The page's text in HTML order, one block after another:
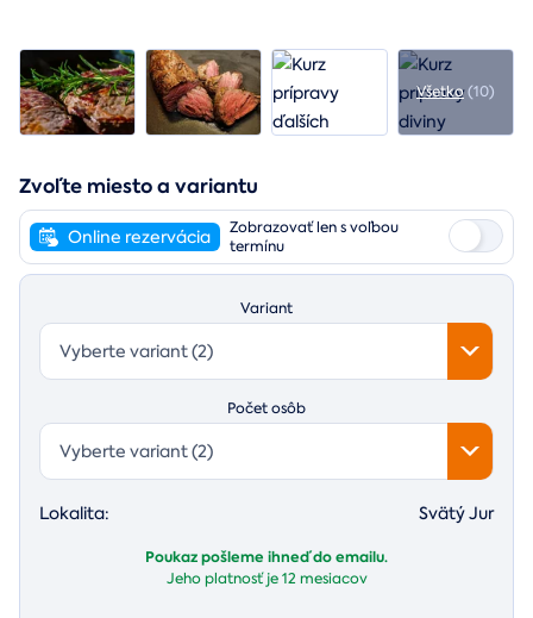
Všetko(10)
Zvoľte miesto a variantu
Online rezervácia
Zobrazovať len s voľbou
termínu
Variant
Vyberte variant (2)
Počet osôb
Vyberte variant (2)
Lokalita: Svätý Jur
Poukaz pošleme ihneď do emailu.
Jeho platnosť je12 mesiacov